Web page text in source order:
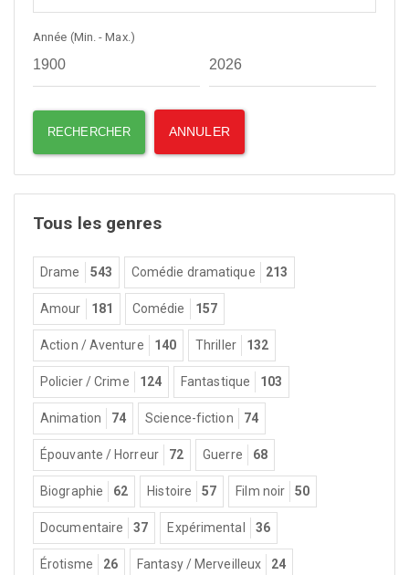
Année (Min. - Max.)
Tous les genres
Drame 543 Comédie dramatique 213
Amour 181 Comédie 157
Action / Aventure 140 Thriller 132
Policier / Crime 124 Fantastique 103
Animation 74 Science-fiction 74
Épouvante / Horreur 72 Guerre 68
Biographie 62 Histoire 57 Film noir 50
Documentaire 37 Expérimental 36
Érotisme 26 Fantasy / Merveilleux 24